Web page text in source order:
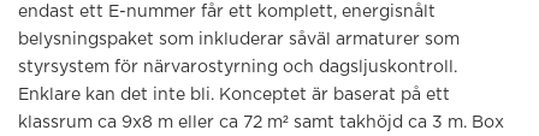
endast ett E-nummer får ett komplett, energisnålt
belysningspaket som inkluderar såväl armaturer som
styrsystem för närvarostyrning och dagsljuskontroll.
Enklare kan det inte bli. Konceptet är baserat på ett
klassrum ca 9x8 m eller ca 72 m² samt takhöjd ca 3 m. Box